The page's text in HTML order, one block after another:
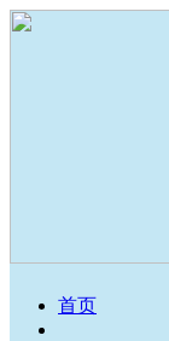
首页